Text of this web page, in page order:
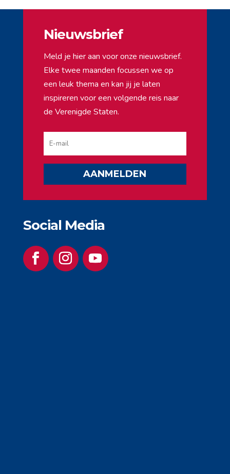
Nieuwsbrief
Meld je hier aan voor onze nieuwsbrief.
Elke twee maanden focussen we op
een leuk thema en kan jij je laten
inspireren voor een volgende reis naar
de Verenigde Staten.
AANMELDEN
Social Media